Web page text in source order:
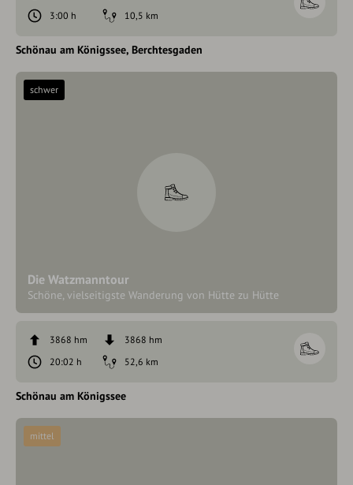
3:00 h
10,5 km
Schönau am Königssee Berchtesgaden
Die Watzmanntour
Schöne, vielseitigste Wanderung von Hütte zu Hütte
schwer
3868 hm
3868 hm
20:02 h
52,6 km
Schönau am Königssee
mittel